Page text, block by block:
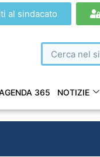
al sindacato
365 NOTIZIE